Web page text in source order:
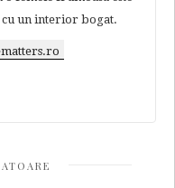
cu un interior bogat.